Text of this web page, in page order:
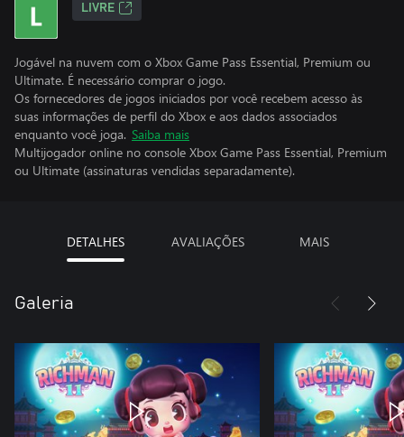
LIVRE
Jogável na nuvem com o Xbox Game Pass Essential, Premium ou
Ultimate. É necessário comprar o jogo.
Os fornecedores de jogos iniciados por você recebem acesso às
suas informações de perfil do Xbox e aos dados associados
enquanto você joga. Saiba mais
Multijogador online no console Xbox Game Pass Essential, Premium
ou Ultimate (assinaturas vendidas separadamente).
DETALHES AVALIAÇÕES MAIS
Galeria